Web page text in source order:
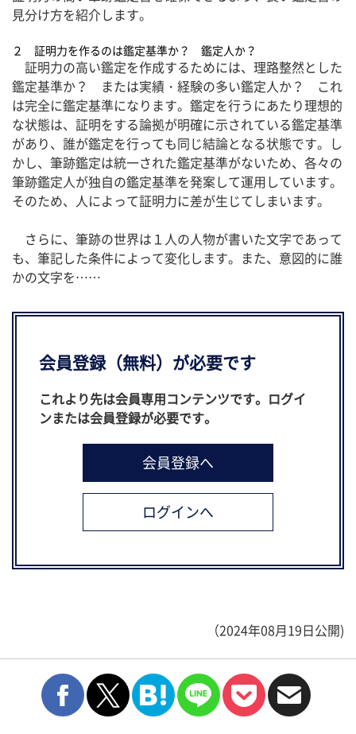
見分け方を紹介します。
２ 証明力を作るのは鑑定基準か？ 鑑定人か？
証明力の高い鑑定を作成するためには、理路整然とした
鑑定基準か？ または実績・経験の多い鑑定人か？ これ
は完全に鑑定基準になります。鑑定を行うにあたり理想的
な状態は、証明をする論拠が明確に示されている鑑定基準
があり、誰が鑑定を行っても同じ結論となる状態です。し
かし、筆跡鑑定は統一された鑑定基準がないため、各々の
筆跡鑑定人が独自の鑑定基準を発案して運用しています。
そのため、人によって証明力に差が生じてしまいます。
さらに、筆跡の世界は１人の人物が書いた文字であって
も、筆記した条件によって変化します。また、意図的に誰
かの文字を……
会員登録（無料）が必要です
これより先は会員専用コンテンツです。ログイ
ンまたは会員登録が必要です。
（2024年08月19日公開)